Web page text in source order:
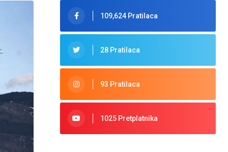
109,624 Pratilaca
28 Pratilaca
93 Pratilaca
1025 Pretplatnika